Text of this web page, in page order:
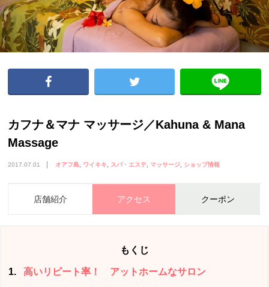
カフナ＆マナ マッサージ／Kahuna & Mana
Massage
2017.07.01 オアフ島 ワイキキ スパ・エステ マッサージ ショップ情報
店舗紹介 アクセス クーポン
もくじ
1 高いリピート率！ アットホームなサロン